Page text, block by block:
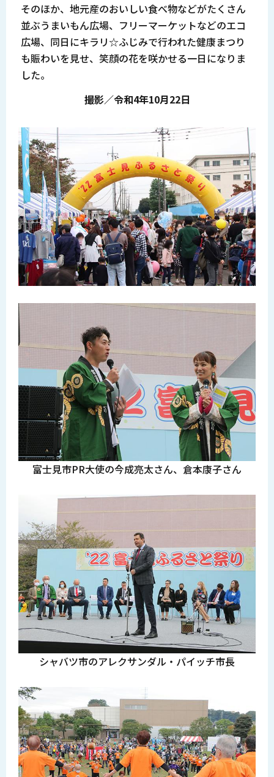
そのほか、地元産のおいしい食べ物などがたくさん
並ぶうまいもん広場、フリーマーケットなどのエコ
広場、同日にキラリ☆ふじみで行われた健康まつり
も賑わいを見せ、笑顔の花を咲かせる一日になりま
した。
撮影／令和4年10月22日
富士見市PR大使の今成亮太さん、倉本康子さん
シャバツ市のアレクサンダル・パイッチ市長